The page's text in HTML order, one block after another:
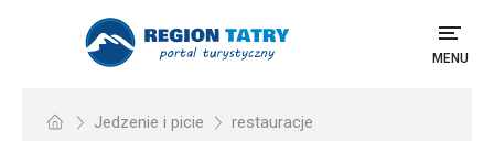
MENU
Jedzenie i picie restauracje